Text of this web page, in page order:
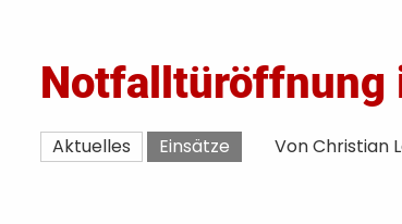
Notfalltüröffnung
Aktuelles Einsätze Von Christian